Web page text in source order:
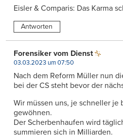
Eisler & Comparis: Das Karma
Antworten
Forensiker vom Dienst
03.03.2023 um 07:50
Nach dem Reform Müller nun
bei der CS steht bevor der
Wir müssen uns, je schneller je
gewöhnen.
Der Scherbenhaufen wird
summieren sich in Milliarden.